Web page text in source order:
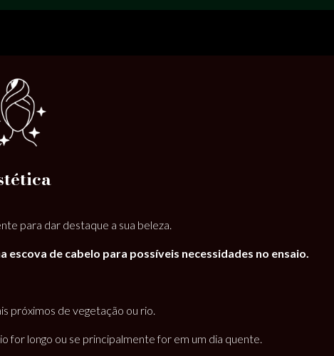
para dar destaque a sua beleza.
escova de cabelo para possíveis necessidades no ensaio.
próximos de vegetação ou rio.
for longo ou se principalmente for em um dia quente.